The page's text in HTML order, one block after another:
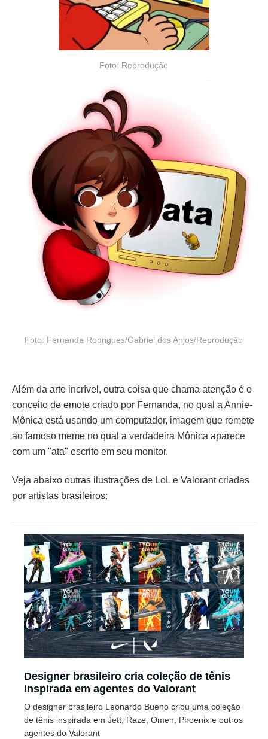
Foto: Reprodução
Foto: Fernanda Rodrigues/Gabriel dos Anjos/Reprodução
Além da arte incrível, outra coisa que chama atenção é o
conceito de emote criado por Fernanda, no qual a Annie-
Mônica está usando um computador, imagem que remete
ao famoso meme no qual a verdadeira Mônica aparece
com um "ata" escrito em seu monitor.
Veja abaixo outras ilustrações de LoL e Valorant criadas
por artistas brasileiros:
Designer brasileiro cria coleção de tênis
inspirada em agentes do Valorant
O designer brasileiro Leonardo Bueno criou uma coleção
de tênis inspirada em Jett, Raze, Omen, Phoenix e outros
agentes do Valorant